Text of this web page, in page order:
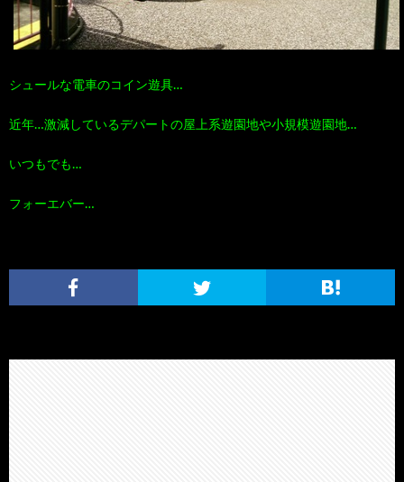
シュールな電車のコイン遊具…
近年…激減しているデパートの屋上系遊園地や小規模遊園地…
いつもでも…
フォーエバー…